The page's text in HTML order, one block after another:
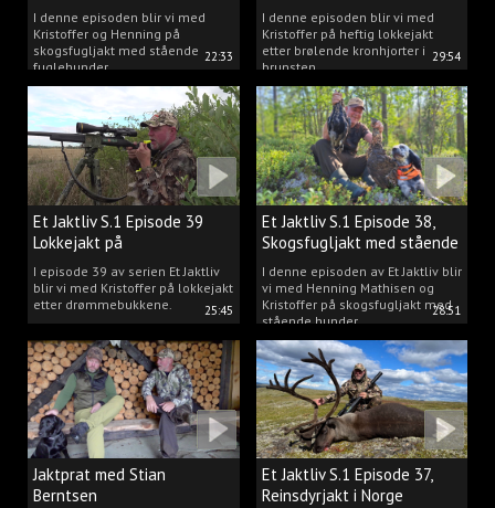
22:33
I denne episoden blir vi med
Kristoffer og Henning på
skogsfugljakt med stående
fuglehunder.
29:54
I denne episoden blir vi med
Kristoffer på heftig lokkejakt
etter brølende kronhjorter i
brunsten.
25:45
Et Jaktliv S.1 Episode 39
Lokkejakt på
drømmebukkene
I episode 39 av serien Et Jaktliv
blir vi med Kristoffer på lokkejakt
etter drømmebukkene.
28:51
Et Jaktliv S.1 Episode 38,
Skogsfugljakt med stående
hunder.
I denne episoden av Et Jaktliv blir
vi med Henning Mathisen og
Kristoffer på skogsfugljakt med
stående hunder.
Jaktprat med Stian
Berntsen
Et Jaktliv S.1 Episode 37,
Reinsdyrjakt i Norge